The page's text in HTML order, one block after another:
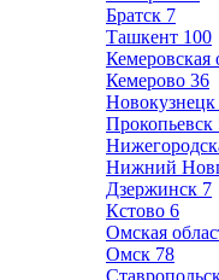
Братск 7
Ташкент 100
Кемеровская
Кемерово 36
Новокузнецк
Прокопьевск
Нижний
Дзержинск 7
Кстово 6
Омская
Омск 78